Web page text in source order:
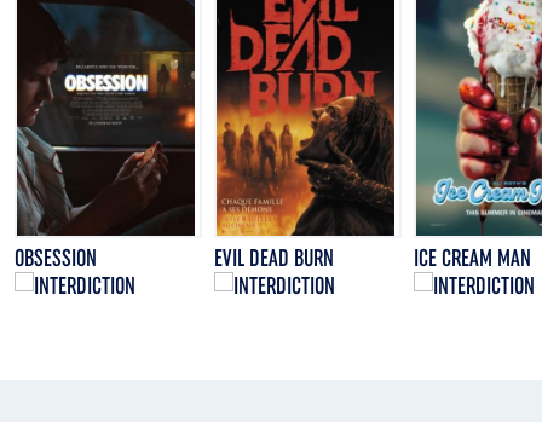
OBSESSION EVIL DEAD BURN ICE CREAM MAN